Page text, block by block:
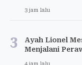
3 jam lalu
3
Ayah Lionel
Menjalani
4 jam lalu